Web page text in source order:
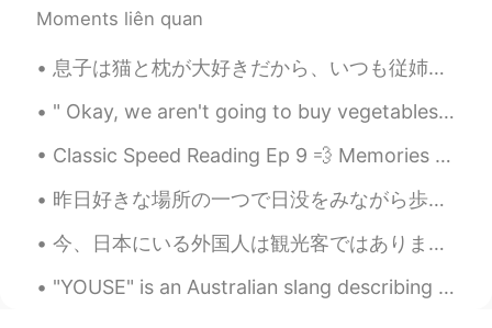
Moments liên quan
息子は猫と枕が大好きだから、いつも従姉妹を訪ねてる時にこのぬいぐるみを探す My son loves cats and pillows, so every time we visit his c...
" Okay, we aren't going to buy vegetables this week at the store but start eating from the garden...
Classic Speed Reading Ep 9 💨 Memories are funny things They change with time All the little r...
昨日好きな場所の一つで日没をみながら歩きに行きました。川のとなりに公園があって、犬と遊んでできる所があるし、バーベキューとピクニックをできるとか運動する所が多いです。夏一番歩きに行く時は日の出と...
今、日本にいる外国人は観光客ではありません。日本の国境は閉鎖されています。日本に住んでいる外国人は、日本人と同じようにコロナを経験しています。このことに気づいていない人が多いようです。野菜を買い...
"YOUSE" is an Australian slang describing a group of people. The word has a similiar meaning to ...